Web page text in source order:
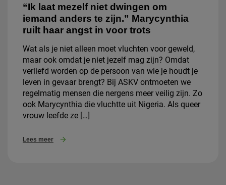
“Ik laat mezelf niet dwingen om
iemand anders te zijn.” Marycynthia
ruilt haar angst in voor trots
Wat als je niet alleen moet vluchten voor geweld,
maar ook omdat je niet jezelf mag zijn? Omdat
verliefd worden op de persoon van wie je houdt je
leven in gevaar brengt? Bij ASKV ontmoeten we
regelmatig mensen die nergens meer veilig zijn. Zo
ook Marycynthia die vluchtte uit Nigeria. Als queer
vrouw leefde ze […]
Lees meer